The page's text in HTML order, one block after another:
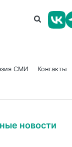
СМИ Контакты
новости